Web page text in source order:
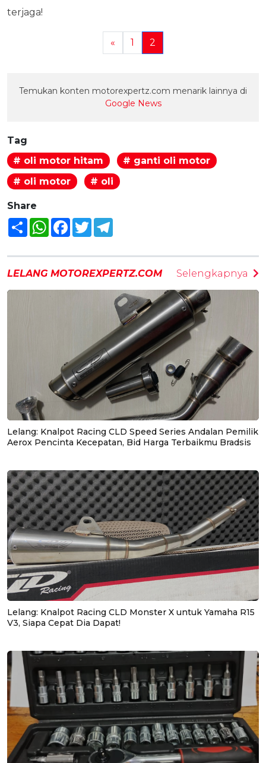
terjaga!
« 1 2
Temukan konten motorexpertz.com menarik lainnya di
Google News
Tag
# oli motor hitam
# ganti oli motor
# oli motor
# oli
Share
Share WhatsAppFacebook
Twitter
LELANG MOTOREXPERTZ.COM Selengkapnya
Lelang: Knalpot Racing CLD Speed Series Andalan Pemilik
Aerox Pencinta Kecepatan, Bid Harga Terbaikmu Bradsis
Lelang: Knalpot Racing CLD Monster X untuk Yamaha R15
V3, Siapa Cepat Dia Dapat!